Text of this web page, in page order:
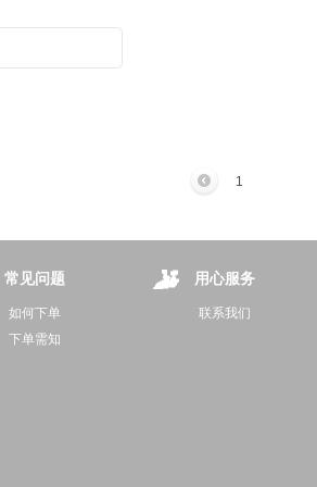
1
常见问题
如何下单
下单需知
用心服务
联系我们